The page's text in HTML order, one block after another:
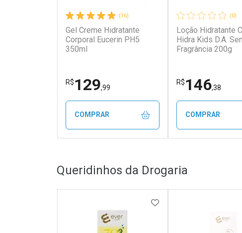
(16)
Gel Creme Hidratante
Corporal Eucerin PH5
350ml
R$129,99
COMPRAR
Laboratório
Por Menos
(0)
Loção Hidratante
Hidra Kids D.A.
Fragrância 200g
R$146,38
COMPRAR
Laboratório
Por Menos
Queridinhos da Drogaria
ADICIONAR AOS